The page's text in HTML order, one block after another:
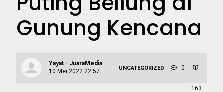
Gunung Kencana
Yayat - JuaraMedia
10 Mei 2022 22:57
UNCATEGORIZED 0
163